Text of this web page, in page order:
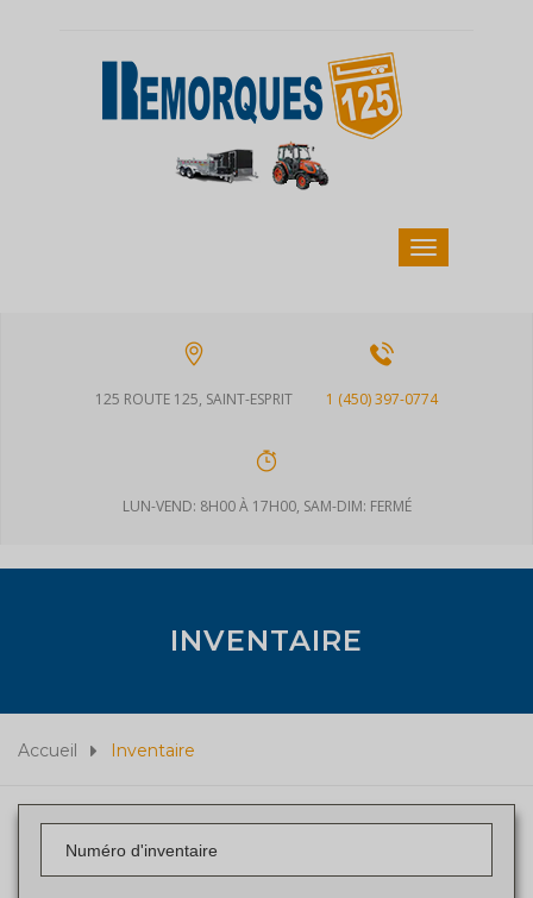
125 ROUTE 125, SAINT-ESPRIT 1 (450) 397-0774
LUN-VEND: 8H00 À 17H00, SAM-DIM: FERMÉ
INVENTAIRE
Accueil Inventaire